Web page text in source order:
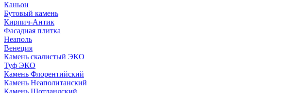
Каньон
Бутовый камень
Кирпич-Антик
Фасадная плитка
Неаполь
Венеция
Камень скалистый ЭКО
Туф ЭКО
Камень Флорентийский
Камень Неаполитанский
Камень Шотландский